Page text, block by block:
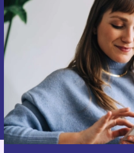
Recevoir offres et
par mail
Ne manquez plus
S'inscrire
Retrouvez les informations sur l'utilisation
dans notre
politique de confidentialité.